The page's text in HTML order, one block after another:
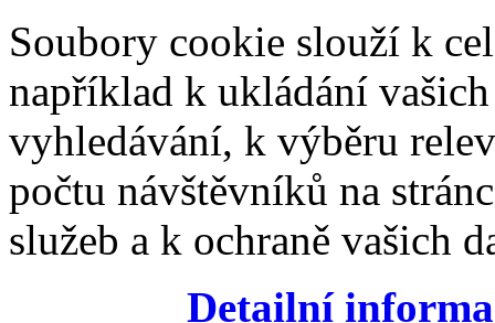
Soubory cookie slouží k
například k ukládání
vyhledávání, k výběru
počtu návštěvníků na
služeb a k ochraně vašich
Detailní